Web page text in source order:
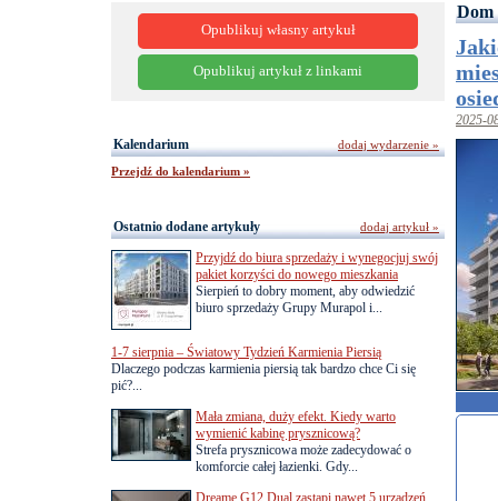
Dom
2025-
Opublikuj własny artykuł
Opublikuj artykuł z linkami
Kalendarium
Przejdź do kalendarium »
dodaj wydarzenie »
Ostatnio dodane artykuły
Przyjdź do biura sprzedaży i wynegocjuj swój
pakiet korzyści do nowego mieszkania
Sierpień to dobry moment, aby odwiedzić
biuro sprzedaży Grupy Murapol i...
1-7 sierpnia – Światowy Tydzień Karmienia Piersią
Dlaczego podczas karmienia piersią tak bardzo chce Ci się
pić?...
Mała zmiana, duży efekt. Kiedy warto
wymienić kabinę prysznicową?
Strefa prysznicowa może zadecydować o
komforcie całej łazienki. Gdy...
Dreame G12 Dual zastąpi nawet 5 urządzeń
dodaj artykuł »